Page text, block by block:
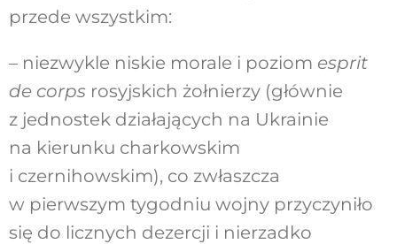
przede wszystkim:
– niezwykle niskie morale i poziom esprit
de corpsrosyjskich żołnierzy (głównie
z jednostek działających na Ukrainie
na kierunku charkowskim
i czernihowskim), co zwłaszcza
w pierwszym tygodniu wojny przyczyniło
się do licznych dezercji i nierzadko